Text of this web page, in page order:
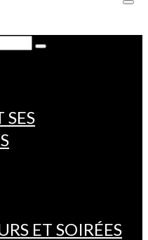
SES
ET SOIRÉES